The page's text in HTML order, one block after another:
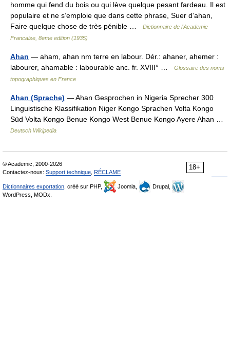
homme qui fend du bois ou qui lève quelque pesant fardeau. Il est
populaire et ne s’emploie que dans cette phrase, Suer d’ahan,
Faire quelque chose de très pénible …
Dictionnaire de l'Academie
Francaise, 8eme edition (1935)
Ahan — aham, ahan nm terre en labour. Dér.: ahaner, ahemer :
labourer, ahamable : labourable anc. fr. XVIII° …
Glossaire des noms
topographiques en France
Ahan (Sprache) — Ahan Gesprochen in Nigeria Sprecher 300
Linguistische Klassifikation Niger Kongo Sprachen Volta Kongo
Süd Volta Kongo Benue Kongo West Benue Kongo Ayere Ahan …
Deutsch Wikipedia
18+
© Academic, 2000-2026
Contactez-nous: Support technique RÉCLAME
Dictionnaires exportation , créé sur PHP, Joomla,
Drupal,
WordPress, MODx.